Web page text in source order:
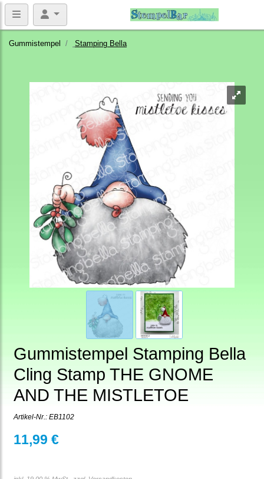
Gummistempel Stamping Bella
Gummistempel Stamping Bella
Cling Stamp THE GNOME
AND THE MISTLETOE
Artikel-Nr.: EB1102
11,99 €